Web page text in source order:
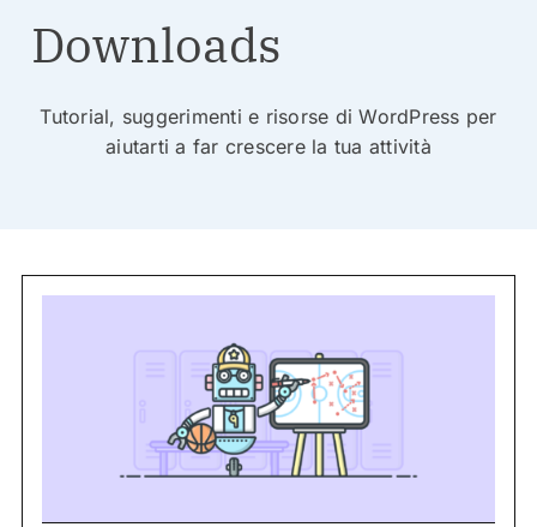
Downloads
Tutorial, suggerimenti e risorse di WordPress per
aiutarti a far crescere la tua attività